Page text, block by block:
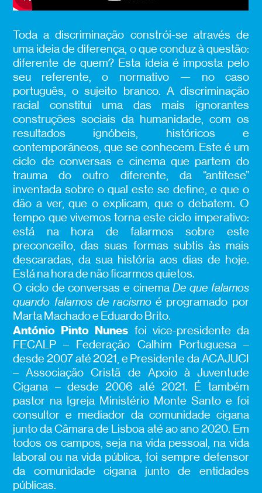
Toda a discriminação constrói-se através de
uma ideia de diferença, o que conduz à questão:
diferente de quem? Esta ideia é imposta pelo
seu referente, o normativo — no caso
português, o sujeito branco. A discriminação
racial constitui uma das mais ignorantes
construções sociais da humanidade, com os
resultados ignóbeis, históricos e
contemporâneos, que se conhecem. Este é um
ciclo de conversas e cinema que partem do
trauma do outro diferente, da “antítese”
inventada sobre o qual este se define, e que o
dão a ver, que o explicam, que o debatem. O
tempo que vivemos torna este ciclo imperativo:
está na hora de falarmos sobre este
preconceito, das suas formas subtis às mais
descaradas, da sua história aos dias de hoje.
Está na hora de não ficarmos quietos.
O ciclo de conversas e cinemaDe que falamos
quando falamos de racismoé programado por
Marta Machado e Eduardo Brito.
António Pinto Nunes foi vice-presidente da
FECALP – Federação Calhim Portuguesa –
desde 2007 até 2021, e Presidente da ACAJUCI
– Associação Cristã de Apoio à Juventude
Cigana – desde 2006 até 2021. É também
pastor na Igreja Ministério Monte Santo e foi
consultor e mediador da comunidade cigana
junto da Câmara de Lisboa até ao ano 2020. Em
todos os campos, seja na vida pessoal, na vida
laboral ou na vida pública, foi sempre defensor
da comunidade cigana junto de entidades
públicas.